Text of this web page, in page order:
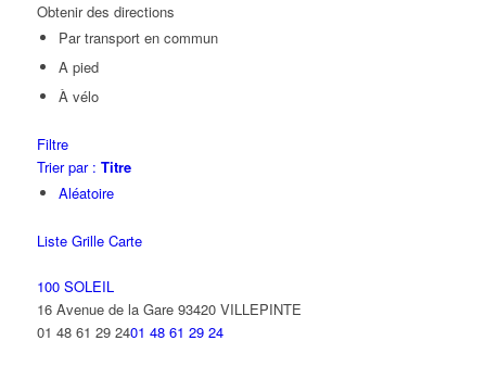
Obtenir des directions
Par transport en commun
A pied
À vélo
Filtre
Trier par : Titre
Aléatoire
Liste Grille Carte
100 SOLEIL
16 Avenue de la Gare 93420 VILLEPINTE
01 48 61 29 2401 48 61 29 24